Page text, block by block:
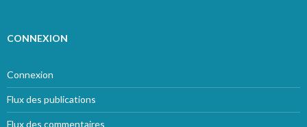
CONNEXION
Connexion
Flux des publications
Flux des commentaires